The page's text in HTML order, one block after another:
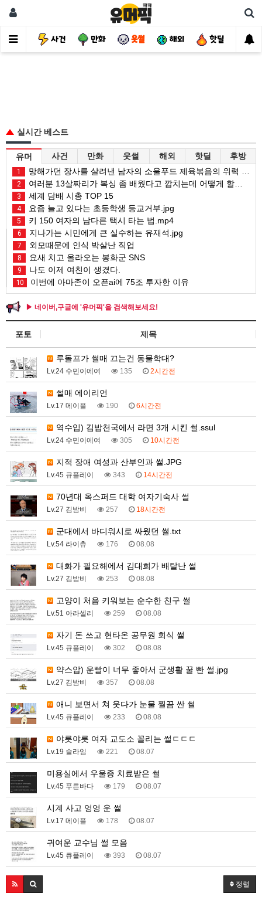
유머 사건 만화 웃썰 해외 핫딜 자
실시간 베스트
유머 사건 만화 웃썰 해외 핫딜 후방
1 망해가던 장사를 살려낸 남자의 소울푸드 제육볶음의 위력 ㅋㅋ
2 여러분 13살짜리가 복싱 좀 배웠다고 깝치는데 어떻게 할까요?
3 세계 담배 시총 TOP 15
4 요즘 늘고 있다는 초등학생 등교거부.jpg
5 키 150 여자의 남다른 택시 타는 법.mp4
6 지나가는 시민에게 큰 실수하는 유재석.jpg
7 외모때문에 인식 박살난 직업
8 요새 치고 올라오는 봉화군 SNS
9 나도 이제 여친이 생겼다.
10 이번에 아마존이 오픈ai에 75조 투자한 이유
▶ 네이버,구글에 '유머픽'을 검색해보세요!
포토 제목
루돌프가 썰매 끄는건 동물학대?
Lv.24 수민이에여 135 2시간전
썰매 에이리언
Lv.17 메이플 190 6시간전
역수입) 김밥천국에서 라면 3개 시킨 썰.ssul
Lv.24 수민이에여 305 10시간전
지적 장애 여성과 산부인과 썰.JPG
Lv.45 큐플레이 343 14시간전
70년대 옥스퍼드 대학 여자기숙사 썰
Lv.27 김밤비 257 18시간전
군대에서 바디워시로 싸웠던 썰.txt
Lv.54 라이츄 176 08.08
대화가 필요해에서 김대희가 배탈난 썰
Lv.27 김밤비 253 08.08
고양이 처음 키워보는 순수한 친구 썰
Lv.51 아라셀리 259 08.08
자기 돈 쓰고 현타온 공무원 회식 썰
Lv.45 큐플레이 302 08.08
약스압) 운빨이 너무 좋아서 군생활 꿀 빤 썰.jpg
Lv.27 김밤비 357 08.08
애니 보면서 쳐 웃다가 눈물 찔끔 싼 썰
Lv.45 큐플레이 233 08.08
야릇야릇 여자 교도소 꼴리는 썰ㄷㄷㄷ
Lv.19 슬라임 221 08.07
미용실에서 우울증 치료받은 썰
Lv.45 푸른바다 179 08.07
시계 사고 엉엉 운 썰
Lv.17 메이플 178 08.07
귀여운 교수님 썰 모음
Lv.45 큐플레이 393 08.07
정렬